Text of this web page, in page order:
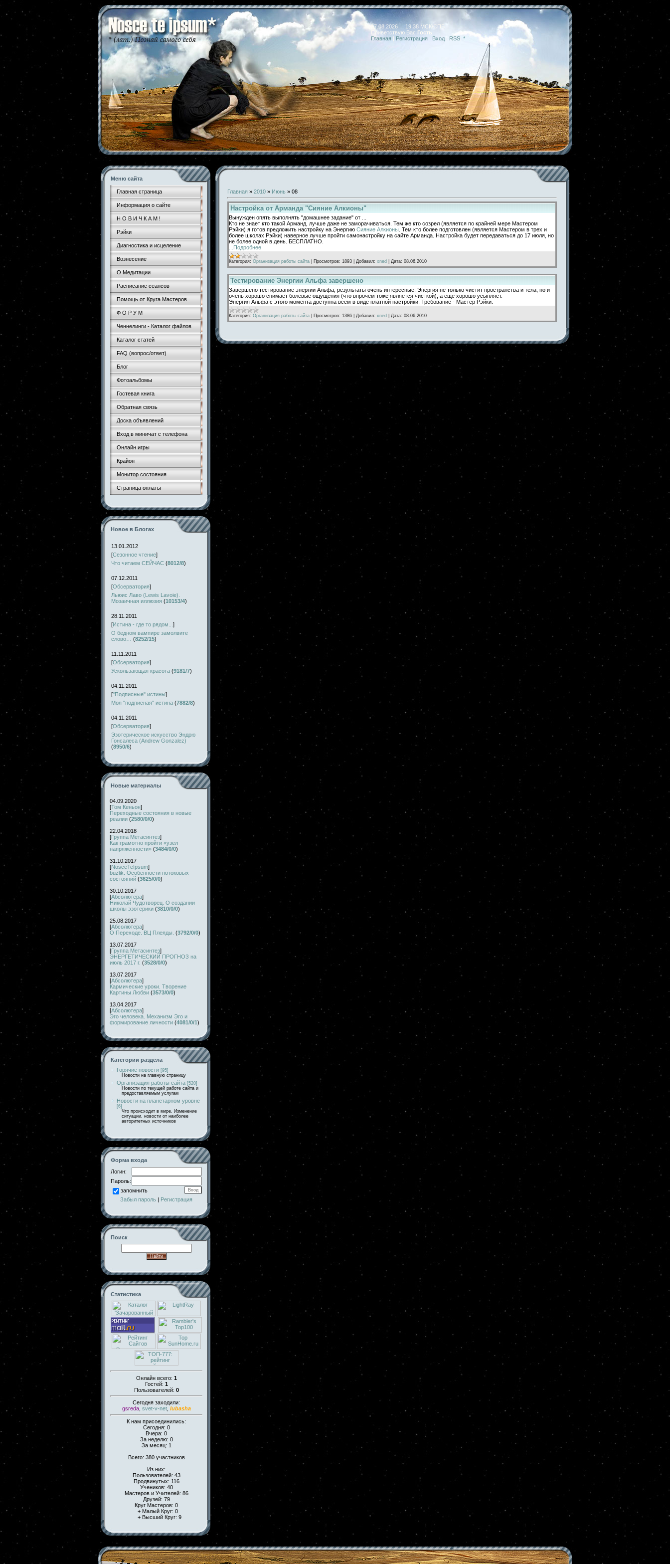
07.08.2026 19:38 МСК/СПБ
Приветствую Вас Гость
Главная | Регистрация | Вход RSS *
Меню сайта
Главная страница
Информация о сайте
Н О В И Ч К А М !
Рэйки
Диагностика и исцеление
Вознесение
О Медитации
Расписание сеансов
Помощь от Круга Мастеров
Ф О Р У М
Ченнелинги - Каталог файлов
Каталог статей
FAQ (вопрос/ответ)
Блог
Фотоальбомы
Гостевая книга
Обратная связь
Доска объявлений
Вход в миничат с телефона
Онлайн игры
Крайон
Монитор состояния
Страница оплаты
Новое в Блогах
13.01.2012
[Сезонное чтение]
Что читаем СЕЙЧАС (8012/8)
07.12.2011
[Обсерватория]
Льюис Лаво (Lewis Lavoie).
Мозаичная иллюзия (10153/4)
28.11.2011
[Истина - где то рядом... ]
О бедном вампире замолвите
слово…
(8252/15)
11.11.2011
[Обсерватория]
Ускользающая красота (9181/7)
04.11.2011
["Подписные" истины]
Моя "подписная" истина (7882/8)
04.11.2011
[Обсерватория]
Эзотерическое искусство Эндрю
Гонсалеса (Andrew Gonzalez)
(8950/6)
Новые материалы
04.09.2020
[Том Кеньон]
Переходные состояния в новые
реалии (2580/0/0)
22.04.2018
[Группа Метасинтез]
Как грамотно пройти «узел
напряженности» (3484/0/0)
31.10.2017
[NosceTeIpsum]
buzlik. Особенности потоковых
состояний (3625/0/0)
30.10.2017
[Абсолютера]
Николай Чудотворец. О создании
школы эзотерики (3810/0/0)
25.08.2017
[Абсолютера]
О Переходе. ВЦ Плеяды. (3792/0/0)
13.07.2017
[Группа Метасинтез]
ЭНЕРГЕТИЧЕСКИЙ ПРОГНОЗ на
июль 2017 г. (3528/0/0)
13.07.2017
[Абсолютера]
Кармические уроки. Творение
Картины Любви (3573/0/0)
13.04.2017
[Абсолютера]
Эго человека. Механизм Эго и
формирование личности (4081/0/1)
Категории раздела
Горячие новости [95]
Новости на главную страницу
Организация работы сайта [520]
Новости по текущей работе сайта и
предоставляемым услугам
Новости на планетарном уровне
[6]
Что происходит в мире. Изменение
ситуации, новости от наиболее
авторитетных источников
Форма входа
Логин:
Пароль:
запомнить
Забыл пароль | Регистрация
Поиск
Статистика
Онлайн всего: 1
Гостей: 1
Пользователей: 0
Сегодня заходили:
gsreda, svet-v-net, lubasha
К нам присоединились:
Сегодня: 0
Вчера: 0
За неделю: 0
За месяц: 1
Всего: 380 участников
Из них:
Пользователей: 43
Продвинутых: 116
Учеников: 40
Мастеров и Учителей: 86
Друзей: 79
Круг Мастеров: 0
+ Малый Круг: 0
+ Высший Круг: 9
Главная » 2010 » Июнь » 08
Настройка от Арманда "Cияние Алкионы"
Вынужден опять выполнять "домашнее задание" от ...
Кто не знает кто такой Арманд, лучше даже не заморачиваться. Тем же кто созрел (является по крайней мере Мастером
Рэйки) я готов предложить настройку на Энергию Сияние Алкионы . Тем кто более подготовлен (является Мастером в трех и
более школах Рэйки) наверное лучше пройти самонастройку на сайте Арманда. Настройка будет передаваться до 17 июля, но
не более одной в день. БЕСПЛАТНО.
...Подробнее
Категория: Организация работы сайта Просмотров: 1893 Добавил: xned Дата: 08.06.2010
Тестирование Энергии Альфа завершено
Завершено тестирование энергии Альфа, результаты очень интересные. Энергия не только чистит пространства и тела, но и
очень хорошо снимает болевые ощущения (что впрочем тоже является чисткой), а еще хорошо усыпляет.
Энергия Альфа с этого момента доступна всем в виде платной настройки. Требование - Мастер Рэйки.
Категория: Организация работы сайта Просмотров: 1386 Добавил: xned Дата: 08.06.2010